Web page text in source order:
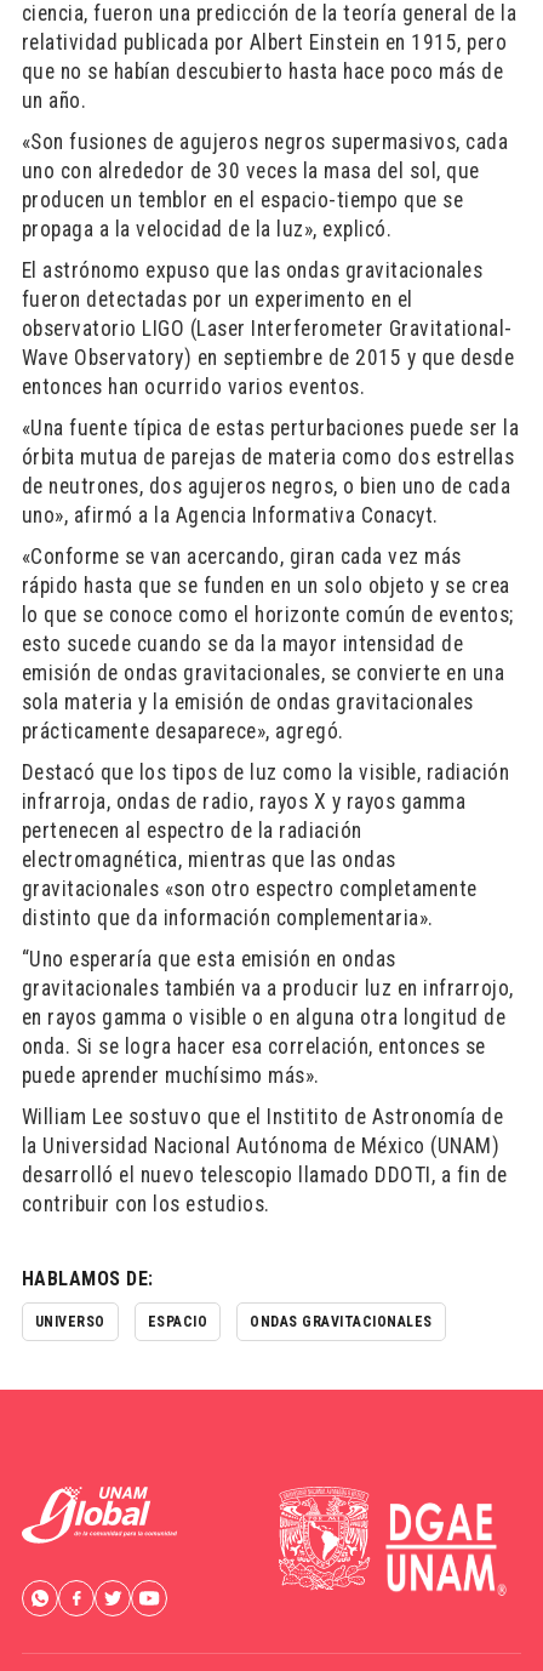
ciencia, fueron una predicción de la teoría general de la
relatividad publicada por Albert Einstein en 1915, pero
que no se habían descubierto hasta hace poco más de
un año.
«Son fusiones de agujeros negros supermasivos, cada
uno con alrededor de 30 veces la masa del sol, que
producen un temblor en el espacio-tiempo que se
propaga a la velocidad de la luz», explicó.
El astrónomo expuso que las ondas gravitacionales
fueron detectadas por un experimento en el
observatorio LIGO (Laser Interferometer Gravitational-
Wave Observatory) en septiembre de 2015 y que desde
entonces han ocurrido varios eventos.
«Una fuente típica de estas perturbaciones puede ser la
órbita mutua de parejas de materia como dos estrellas
de neutrones, dos agujeros negros, o bien uno de cada
uno», afirmó a la Agencia Informativa Conacyt.
«Conforme se van acercando, giran cada vez más
rápido hasta que se funden en un solo objeto y se crea
lo que se conoce como el horizonte común de eventos;
esto sucede cuando se da la mayor intensidad de
emisión de ondas gravitacionales, se convierte en una
sola materia y la emisión de ondas gravitacionales
prácticamente desaparece», agregó.
Destacó que los tipos de luz como la visible, radiación
infrarroja, ondas de radio, rayos X y rayos gamma
pertenecen al espectro de la radiación
electromagnética, mientras que las ondas
gravitacionales «son otro espectro completamente
distinto que da información complementaria».
“Uno esperaría que esta emisión en ondas
gravitacionales también va a producir luz en infrarrojo,
en rayos gamma o visible o en alguna otra longitud de
onda. Si se logra hacer esa correlación, entonces se
puede aprender muchísimo más».
William Lee sostuvo que el Institito de Astronomía de
la Universidad Nacional Autónoma de México (UNAM)
desarrolló el nuevo telescopio llamado DDOTI, a fin de
contribuir con los estudios.
HABLAMOS DE:
UNIVERSO ESPACIO ONDAS GRAVITACIONALES